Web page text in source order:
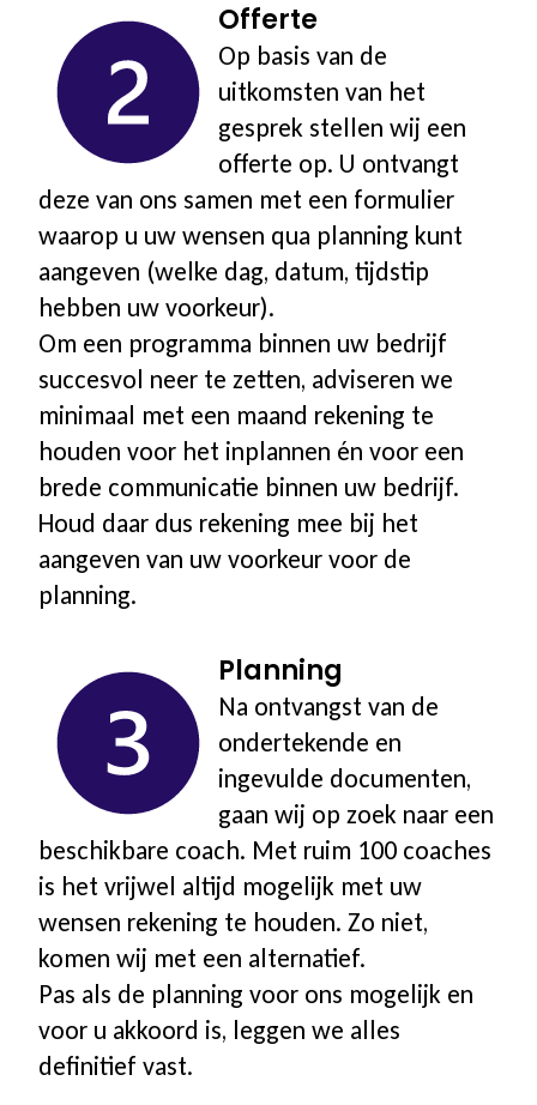
Offerte
Op basis van de
uitkomsten van het
gesprek stellen wij een
offerte op. U ontvangt
deze van ons samen met een formulier
waarop u uw wensen qua planning kunt
aangeven (welke dag, datum, tijdstip
hebben uw voorkeur).
Om een programma binnen uw bedrijf
succesvol neer te zetten, adviseren we
minimaal met een maand rekening te
houden voor het inplannen én voor een
brede communicatie binnen uw bedrijf.
Houd daar dus rekening mee bij het
aangeven van uw voorkeur voor de
planning.
Planning
Na ontvangst van de
ondertekende en
ingevulde documenten,
gaan wij op zoek naar een
beschikbare coach. Met ruim 100 coaches
is het vrijwel altijd mogelijk met uw
wensen rekening te houden. Zo niet,
komen wij met een alternatief.
Pas als de planning voor ons mogelijk en
voor u akkoord is, leggen we alles
definitief vast.